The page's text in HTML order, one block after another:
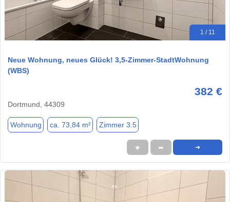
1 / 11
Neue Wohnung, neues Glück! 3,5-Zimmer-StadtWohnung
(WBS)
382 €
Dortmund, 44309
Wohnung ca. 73,84 m² Zimmer 3.5
★ ➦ ➜